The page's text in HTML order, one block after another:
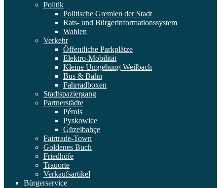
Politik
Politische Gremien der Stadt
Rats- und Bürgerinformationssystem
Wahlen
Verkehr
Öffentliche Parkplätze
Elektro-Mobilität
Kleine Umgehung Weilbach
Bus & Bahn
Fahrradboxen
Stadtspaziergang
Partnerstädte
Pérols
Pyskowice
Güzelbahçe
Fairtrade-Town
Goldenes Buch
Friedhöfe
Trauorte
Verkaufsartikel
Bürgerservice